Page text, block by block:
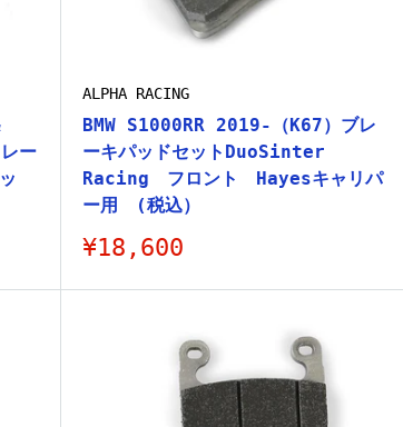
ー
ALPHA RACING
BMW S1000RR 2019-（K67）ブレ
ーキパッドセットDuoSinter
Racing フロント Hayesキャリパ
ー用 (税込）
販
価
¥18,600